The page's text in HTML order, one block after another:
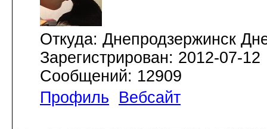
Откуда: Днепродзержинск
Зарегистрирован: 2012-07-12
Сообщений: 12909
Профиль
Вебсайт